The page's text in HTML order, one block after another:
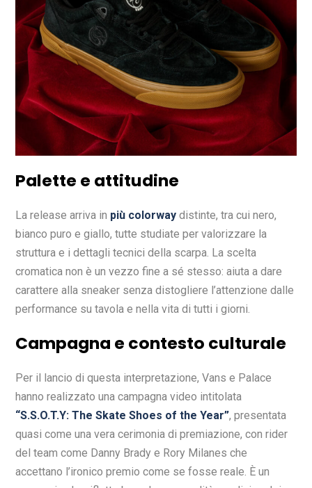
Palette e attitudine
La release arriva in più colorway distinte, tra cui nero,
bianco puro e giallo, tutte studiate per valorizzare la
struttura e i dettagli tecnici della scarpa. La scelta
cromatica non è un vezzo fine a sé stesso: aiuta a dare
carattere alla sneaker senza distogliere l’attenzione dalle
performance su tavola e nella vita di tutti i giorni.
Campagna e contesto culturale
Per il lancio di questa interpretazione, Vans e Palace
hanno realizzato una campagna video intitolata
“S.S.O.T.Y: The Skate Shoes of the Year”, presentata
quasi come una vera cerimonia di premiazione, con rider
del team come Danny Brady e Rory Milanes che
accettano l’ironico premio come se fosse reale. È un